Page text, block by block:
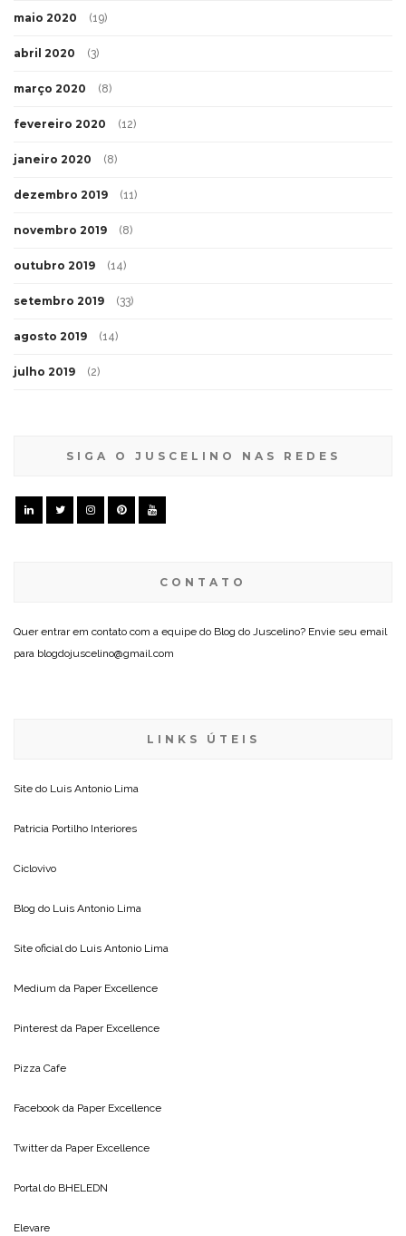
maio 2020 (19)
abril 2020 (3)
março 2020 (8)
fevereiro 2020 (12)
janeiro 2020 (8)
dezembro 2019 (11)
novembro 2019 (8)
outubro 2019 (14)
setembro 2019 (33)
agosto 2019 (14)
julho 2019 (2)
SIGA O JUSCELINO NAS REDES
CONTATO
Quer entrar em contato com a equipe do Blog do Juscelino? Envie seu email
para blogdojuscelino@gmail.com
LINKS ÚTEIS
Site do Luis Antonio Lima
Patricia Portilho Interiores
Ciclovivo
Blog do Luis Antonio Lima
Site oficial do Luis Antonio Lima
Medium da Paper Excellence
Pinterest da Paper Excellence
Pizza Cafe
Facebook da Paper Excellence
Twitter da Paper Excellence
Portal do BHELEDN
Elevare